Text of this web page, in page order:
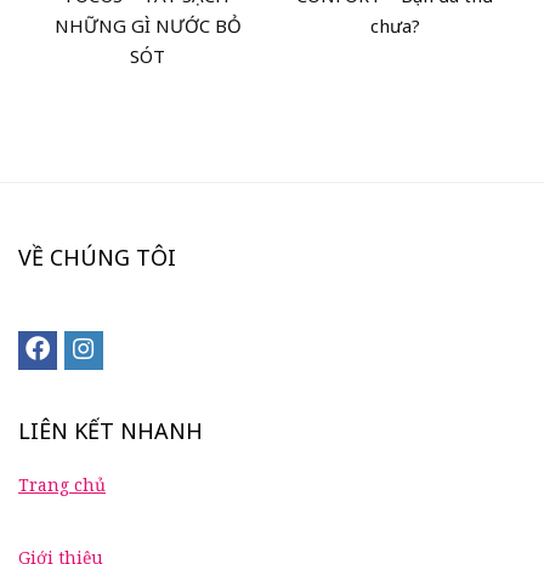
NHỮNG GÌ NƯỚC BỎ
SÓT
chưa?
VỀ CHÚNG TÔI
LIÊN KẾT NHANH
Trang chủ
Giới thiệu